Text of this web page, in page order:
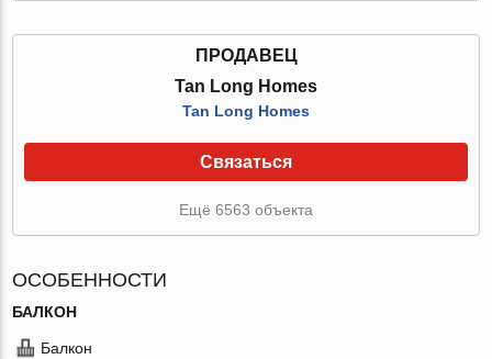
ПРОДАВЕЦ
Tan Long Homes
Tan Long Homes
Связаться
Ещё 6563 объекта
ОСОБЕННОСТИ
БАЛКОН
Балкон